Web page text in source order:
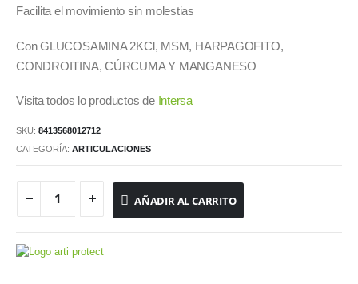
Facilita el movimiento sin molestias
Con GLUCOSAMINA 2KCl, MSM, HARPAGOFITO,
CONDROITINA, CÚRCUMA Y MANGANESO
Visita todos lo productos de Intersa
SKU: 8413568012712
CATEGORÍA: ARTICULACIONES
AÑADIR AL CARRITO